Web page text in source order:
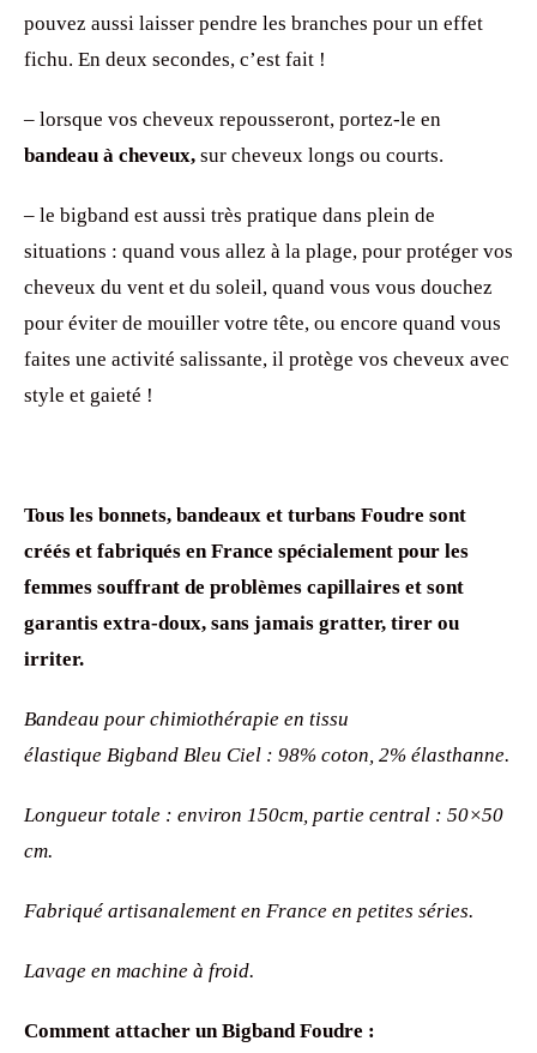
pouvez aussi laisser pendre les branches pour un effet
fichu. En deux secondes, c’est fait !
– lorsque vos cheveux repousseront, portez-le en
bandeau à cheveux, sur cheveux longs ou courts.
– le bigband est aussi très pratique dans plein de
situations : quand vous allez à la plage, pour protéger vos
cheveux du vent et du soleil, quand vous vous douchez
pour éviter de mouiller votre tête, ou encore quand vous
faites une activité salissante, il protège vos cheveux avec
style et gaieté !
Tous les bonnets, bandeaux et turbans Foudre sont
créés et fabriqués en France spécialement pour les
femmes souffrant de problèmes capillaires et sont
garantis extra-doux, sans jamais gratter, tirer ou
irriter.
Bandeau pour chimiothérapie en tissu
élastique Bigband Bleu Ciel : 98% coton, 2% élasthanne.
Longueur totale : environ 150cm, partie central : 50×50
cm.
Fabriqué artisanalement en France en petites séries.
Lavage en machine à froid.
Comment attacher un Bigband Foudre :